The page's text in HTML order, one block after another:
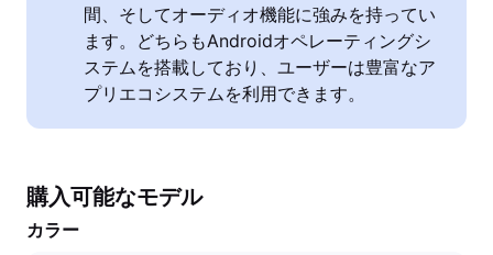
間、そしてオーディオ機能に強みを持ってい
ます。どちらもAndroidオペレーティングシ
ステムを搭載しており、ユーザーは豊富なア
プリエコシステムを利用できます。
購入可能なモデル
カラー